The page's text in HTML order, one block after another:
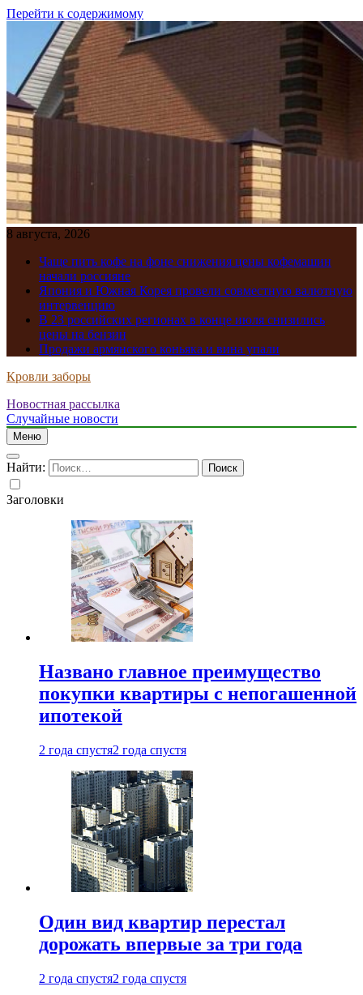
Перейти к содержимому
8 августа, 2026
Чаще пить кофе на фоне снижения цены кофемашин
начали россияне
Япония и Южная Корея провели совместную валютную
интервенцию
В 23 российских регионах в конце июля снизились
цены на бензин
Продажи армянского коньяка и вина упали
Кровли заборы
Новостная рассылка
Случайные новости
Меню
Найти:
Заголовки
Названо главное преимущество
покупки квартиры с непогашенной
ипотекой
2 года спустя2 года спустя
Один вид квартир перестал
дорожать впервые за три года
2 года спустя2 года спустя